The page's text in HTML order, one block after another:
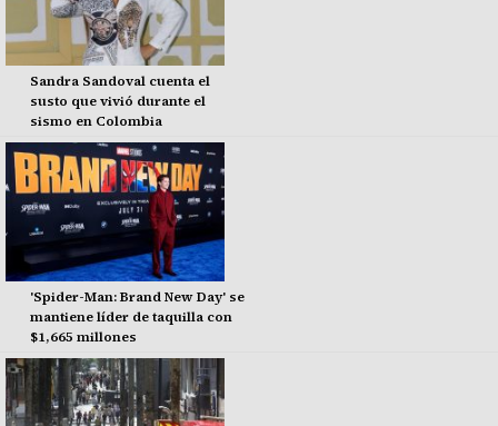
Sandra Sandoval cuenta el
susto que vivió durante el
sismo en Colombia
'Spider-Man: Brand New Day' se
mantiene líder de taquilla con
$1,665 millones